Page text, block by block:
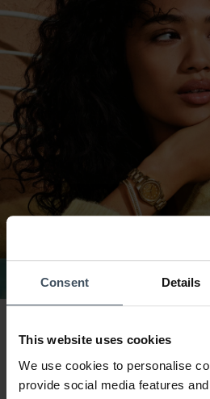
Consent Details
This website uses cookies
We use cookies to personalise
provide social media features
MK Damenschmuck
Michael Kors Uhren &
modern & glamourös
Modebewusstsein trifft auf